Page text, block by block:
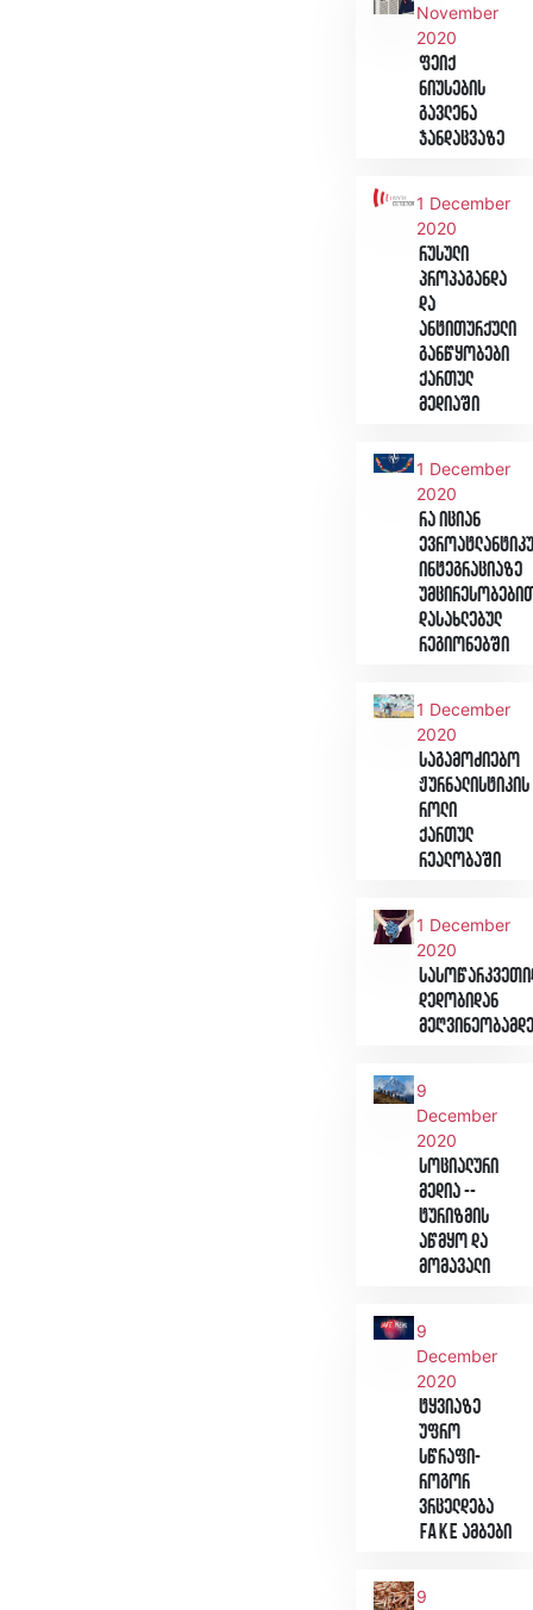
November
2020
ფეიქ
ნიუსების
გავლენა
ჯანდაცვაზე
1 December
2020
რუსული
პროპაგანდა
და
ანტითურქული
განწყობები
ქართულ
მედიაში
1 December
2020
რა იციან
ინტეგრაციაზე
დასახლებულ
რეგიონებში
1 December
2020
საგამოძიებო
ჟურნალისტიკის
როლი
ქართულ
რეალობაში
1 December
2020
დედობიდან
9
December
2020
სოციალური
მედია --
ტურიზმის
აწმყო და
მომავალი
9
December
2020
ტყვიაზე
უფრო
სწრაფი-
როგორ
ვრცელდება
Fake ამბები
9